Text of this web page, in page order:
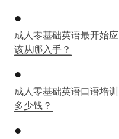
成人零基础英语最开始应
该从哪入手？
成人零基础英语口语培训
多少钱？